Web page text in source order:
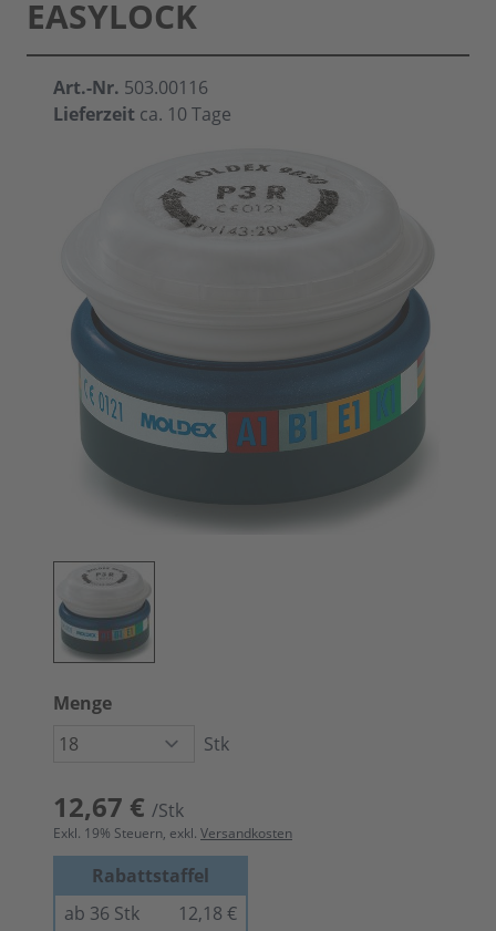
EASYLOCK
Art.-Nr. 503.00116
Lieferzeit ca. 10 Tage
Menge
Stk
12,67 € /Stk
Exkl. 19% Steuern, exkl. Versandkosten
Rabattstaffel
ab 36 Stk
12,18 €